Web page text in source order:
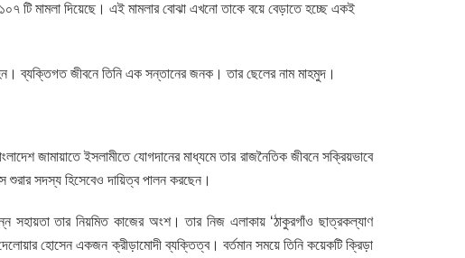
টি মামলা দিয়েছে। এই মামলার বোঝা এখনো তাকে বয়ে বেড়াতে হচ্ছে একই
হন। ব্যক্তিগত জীবনে তিনি এক সন্তানের জনক। তার ছেলের নাম মাহমুদ।
জামায়াতে ইসলামীতে যোগদানের মাধ্যমে তার রাজনৈতিক জীবনে সক্রিয়ভাবে
শুরার সদস্য হিসেবেও দায়িত্ব পালন করছেন।
সহায়তা তার নিয়মিত কাজের অংশ। তার নিজ এলাকায় ‘ঠাকুরগাঁও ছাত্রকল্যাণ
হোসেন একজন ক্রীড়ামোদী ব্যক্তিত্ব। বর্তমান সময়ে তিনি কয়েকটি ক্রিড়া